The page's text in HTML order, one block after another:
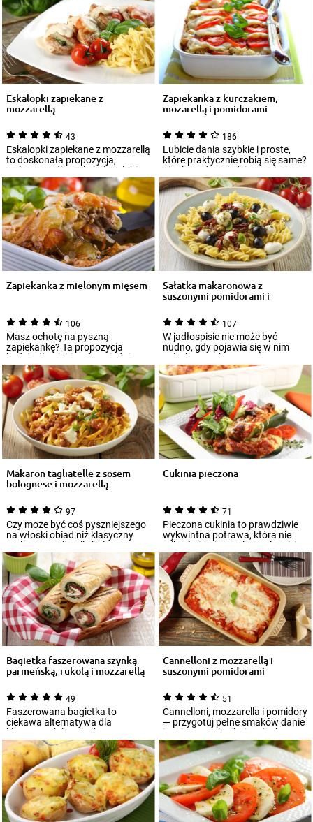
Eskalopki zapiekane z
mozzarellą
43
Eskalopki zapiekane z mozzarellą
to doskonała propozycja,
zwłaszcza dla tych, którzy lubią
intens...
Zapiekanka z kurczakiem,
mozarellą i pomidorami
186
Lubicie dania szybkie i proste,
które praktycznie robią się same?
Idealną odpowiedzią na te
potrz...
Zapiekanka z mielonym mięsem
106
Masz ochotę na pyszną
zapiekankę? Ta propozycja
będzie dla Ciebie odpowiednia.
Zapiekankę z mielo...
Sałatka makaronowa z
suszonymi pomidorami i
107
W jadłospisie nie może być
nudno, gdy pojawia się w nim
sałatka z makaronem i
suszonymi pomidoram...
Makaron tagliatelle z sosem
bolognese i mozzarellą
97
Czy może być coś pyszniejszego
na włoski obiad niż klasyczny
makaron tagliatelle bolognese?
Zapew...
Cukinia pieczona
71
Pieczona cukinia to prawdziwie
wykwintna potrawa, która nie
tylko świetnie smakuje, ale także
pię...
Bagietka faszerowana szynką
parmeńską, rukolą i mozzarellą
49
Faszerowana bagietka to
ciekawa alternatywa dla
klasycznych kanapek. W
wyśmienitym farszu do kana...
Cannelloni z mozzarellą i
suszonymi pomidorami
51
Cannelloni, mozzarella i pomidory
— przygotuj pełne smaków danie
inspirowane kuchnią włoską! Do
u...